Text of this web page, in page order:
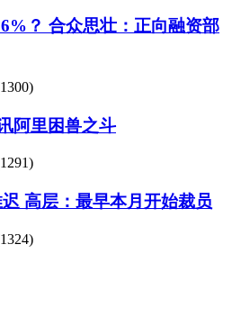
？ 合众思壮：正向融资部
阿里困兽之斗
高层：最早本月开始裁员